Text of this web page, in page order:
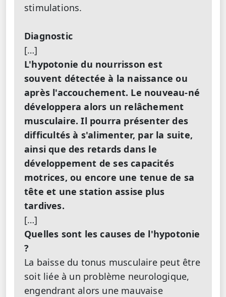
stimulations.
Diagnostic
[…]
L'hypotonie du nourrisson est
souvent détectée à la naissance ou
après l'accouchement. Le nouveau-né
développera alors un relâchement
musculaire. Il pourra présenter des
difficultés à s'alimenter, par la suite,
ainsi que des retards dans le
développement de ses capacités
motrices, ou encore une tenue de sa
tête et une station assise plus
tardives.
[…]
Quelles sont les causes de l'hypotonie
?
La baisse du tonus musculaire peut être
soit liée à un problème neurologique,
engendrant alors une mauvaise